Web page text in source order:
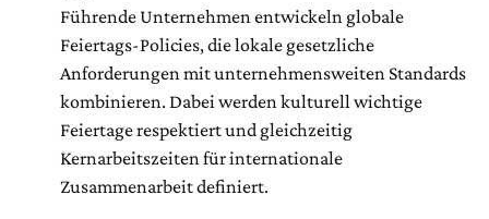
Führende Unternehmen entwickeln globale
Feiertags-Policies, die lokale gesetzliche
Anforderungen mit unternehmensweiten Standards
kombinieren. Dabei werden kulturell wichtige
Feiertage respektiert und gleichzeitig
Kernarbeitszeiten für internationale
Zusammenarbeit definiert.